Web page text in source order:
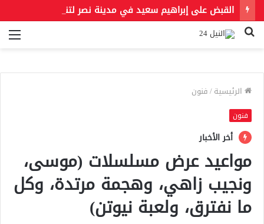
بحث
الرئيسية/فنون
فنون
أخر الأخبار
مواعيد عرض مسلسلات (موسى،
ونجيب زاهي، وهجمة مرتدة، وكل
ما نفترق، ولعبة نيوتن)